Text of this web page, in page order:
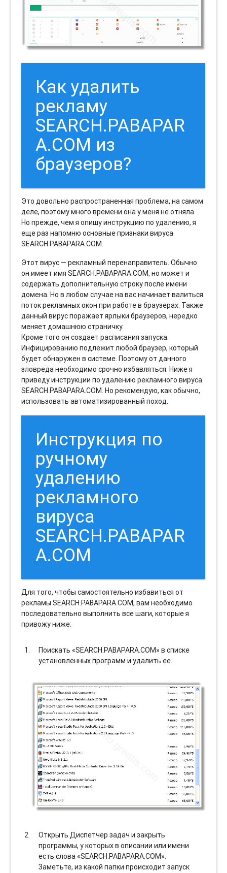
Как удалить
рекламу
SEARCH.PABAPAR
A.COM из
браузеров?
Это довольно распространенная проблема, на самом
деле, поэтому много времени она у меня не отняла.
Но прежде, чем я опишу инструкцию по удалению, я
еще раз напомню основные признаки вируса
SEARCH.PABAPARA.COM.
Этот вирус — рекламный перенаправитель. Обычно
он имеет имя SEARCH.PABAPARA.COM, но может и
содержать дополнительную строку после имени
домена. Но в любом случае на вас начинает валиться
поток рекламных окон при работе в браузерах. Также
данный вирус поражает ярлыки браузеров, нередко
меняет домашнюю страничку.
Кроме того он создает расписания запуска.
Инфицированию подлежит любой браузер, который
будет обнаружен в системе. Поэтому от данного
зловреда необходимо срочно избавляться. Ниже я
приведу инструкции по удалению рекламного вируса
SEARCH.PABAPARA.COM. Но рекомендую, как обычно,
использовать автоматизированный поход.
Инструкция по
ручному
удалению
рекламного
вируса
SEARCH.PABAPAR
A.COM
Для того, чтобы самостоятельно избавиться от
рекламы SEARCH.PABAPARA.COM, вам необходимо
последовательно выполнить все шаги, которые я
привожу ниже:
Поискать «SEARCH.PABAPARA.COM» в списке
установленных программ и удалить ее.
Открыть Диспетчер задач и закрыть
программы, у которых в описании или имени
есть слова «SEARCH.PABAPARA.COM».
Заметьте, из какой папки происходит запуск